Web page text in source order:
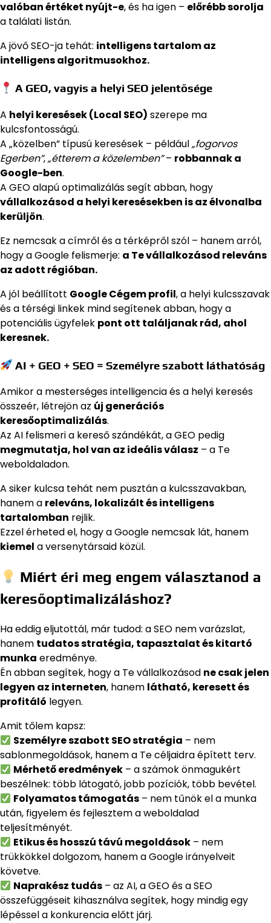
valóban értéket nyújt-e, és ha igen – előrébb sorolja
a találati listán.
A jövő SEO-ja tehát: intelligens tartalom az
intelligens algoritmusokhoz.
A GEO, vagyis a helyi SEO jelentősége
A helyi keresések (Local SEO) szerepe ma
kulcsfontosságú.
A „közelben” típusú keresések – például„fogorvos
Egerben”,„étterem a közelemben”– robbannak a
Google-ben.
A GEO alapú optimalizálás segít abban, hogy
vállalkozásod a helyi keresésekben is az élvonalba
kerüljön.
Ez nemcsak a címről és a térképről szól – hanem arról,
hogy a Google felismerje: a Te vállalkozásod releváns
az adott régióban.
A jól beállított Google Cégem profil, a helyi kulcsszavak
és a térségi linkek mind segítenek abban, hogy a
potenciális ügyfelek pont ott találjanak rád, ahol
keresnek.
AI + GEO + SEO = Személyre szabott láthatóság
Amikor a mesterséges intelligencia és a helyi keresés
összeér, létrejön az új generációs
keresőoptimalizálás.
Az AI felismeri a kereső szándékát, a GEO pedig
megmutatja, hol van az ideális válasz – a Te
weboldaladon.
A siker kulcsa tehát nem pusztán a kulcsszavakban,
hanem a releváns, lokalizált és intelligens
tartalomban rejlik.
Ezzel érheted el, hogy a Google nemcsak lát, hanem
kiemel a versenytársaid közül.
Miért éri meg engem választanod a
keresőoptimalizáláshoz?
Ha eddig eljutottál, már tudod: a SEO nem varázslat,
hanem tudatos stratégia, tapasztalat és kitartó
munka eredménye.
Én abban segítek, hogy a Te vállalkozásod ne csak jelen
legyen az interneten, hanem látható, keresett és
profitáló legyen.
Amit tőlem kapsz:
Személyre szabott SEO stratégia – nem
sablonmegoldások, hanem a Te céljaidra épített terv.
Mérhető eredmények – a számok önmagukért
beszélnek: több látogató, jobb pozíciók, több bevétel.
Folyamatos támogatás – nem tűnök el a munka
után, figyelem és fejlesztem a weboldalad
teljesítményét.
Etikus és hosszú távú megoldások – nem
trükkökkel dolgozom, hanem a Google irányelveit
követve.
Naprakész tudás – az AI, a GEO és a SEO
összefüggéseit kihasználva segítek, hogy mindig egy
lépéssel a konkurencia előtt járj.